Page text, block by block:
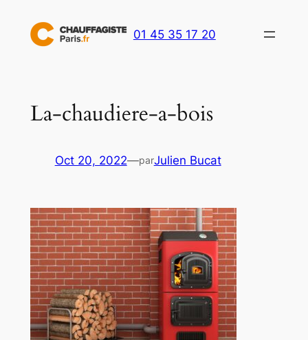
contenu
01 45 35 17 20
La-chaudiere-a-bois
Oct 20, 2022—parJulien Bucat